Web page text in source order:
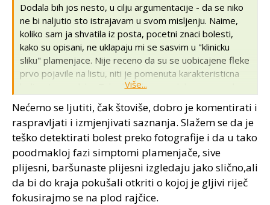
Dodala bih jos nesto, u cilju argumentacije - da se niko
ne bi naljutio sto istrajavam u svom misljenju. Naime,
koliko sam ja shvatila iz posta, pocetni znaci bolesti,
kako su opisani, ne uklapaju mi se sasvim u "klinicku
sliku" plamenjace. Nije receno da su se uobicajene fleke
prvo pojavile na listu, niti je pomenuta karakteristicna
belicasta prevlaka. Takodje, ako sam dobro razumela,
plamenjaca napada vec u Junu (mada nije strogo
pravilo).
Za kratko sam pomislila da bi mogla biti i crna pegavost,
jer covek kaze da mu je jos i rasad bio nekako slabasan,
ali nisam ostala pri tom misljenju, obzirom da takodje
nedostaju izvesni tipicni simptomi.
Više...
Nećemo se ljutiti, čak štoviše, dobro je komentirati i
raspravljati i izmjenjivati saznanja. Slažem se da je
teško detektirati bolest preko fotografije i da u tako
poodmakloj fazi simptomi plamenjače, sive
plijesni, baršunaste plijesni izgledaju jako slično,ali
da bi do kraja pokušali otkriti o kojoj je gljivi riječ
fokusirajmo se na plod rajčice.